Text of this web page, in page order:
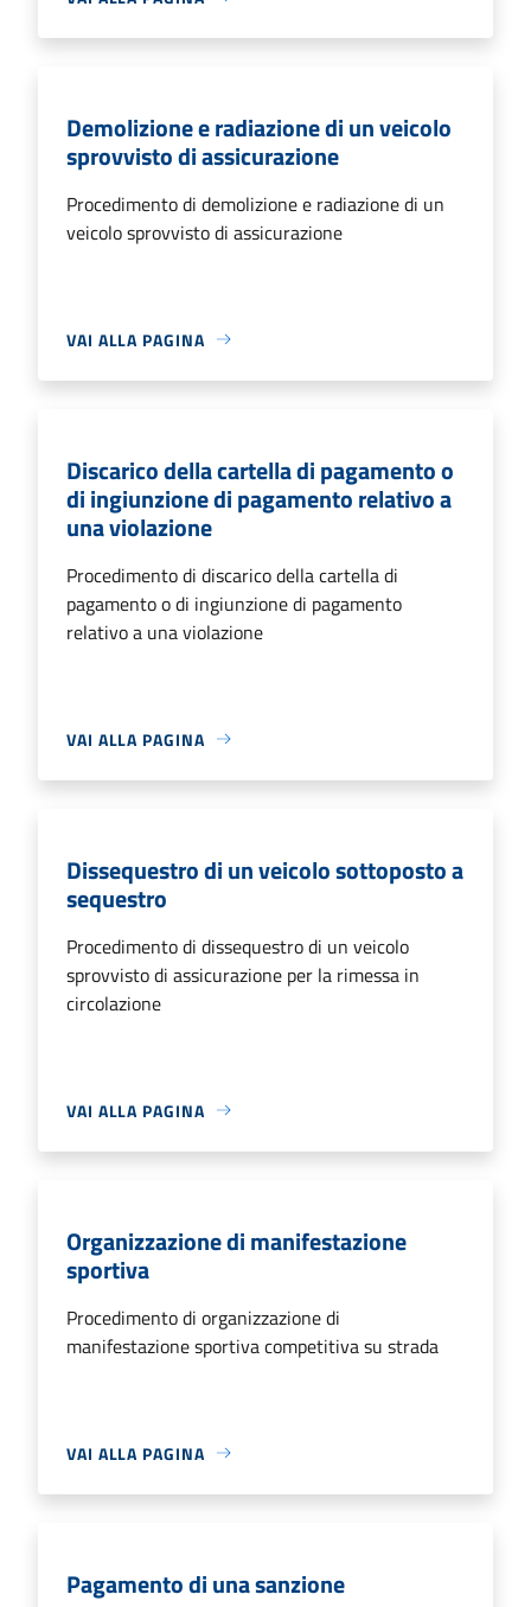
Demolizione e radiazione di un veicolo
sprovvisto di assicurazione
Procedimento di demolizione e radiazione di un
veicolo sprovvisto di assicurazione
VAI ALLA PAGINA
Discarico della cartella di pagamento o
di ingiunzione di pagamento relativo a
una violazione
Procedimento di discarico della cartella di
pagamento o di ingiunzione di pagamento
relativo a una violazione
VAI ALLA PAGINA
Dissequestro di un veicolo sottoposto a
sequestro
Procedimento di dissequestro di un veicolo
sprovvisto di assicurazione per la rimessa in
circolazione
VAI ALLA PAGINA
Organizzazione di manifestazione
sportiva
Procedimento di organizzazione di
manifestazione sportiva competitiva su strada
VAI ALLA PAGINA
Pagamento di una sanzione